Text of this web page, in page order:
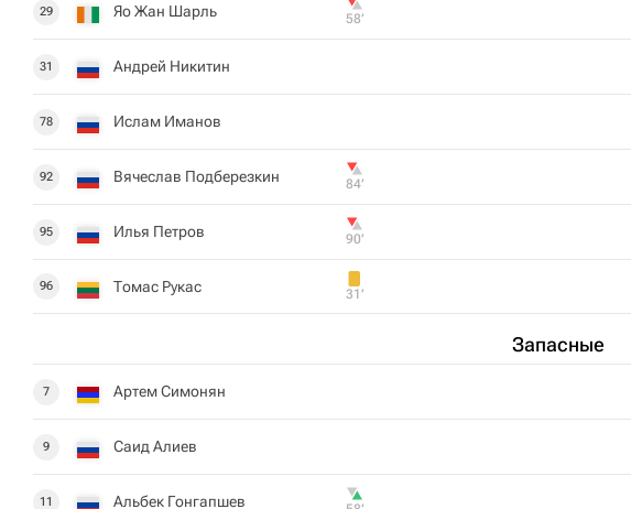
29 Яо Жан Шарль 58‎’‎
31 Андрей Никитин
78 Ислам Иманов
92 Вячеслав Подберезкин 84‎’‎
95 Илья Петров 90‎’‎
96 Томас Рукас 31‎’‎
Запасные
7 Артем Симонян
9 Саид Алиев
11 Альбек Гонгапшев